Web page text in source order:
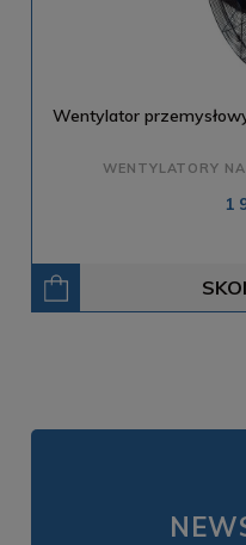
Wentylator
WENTYLATORY
1